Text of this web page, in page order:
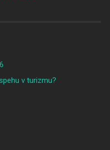
v turizmu?